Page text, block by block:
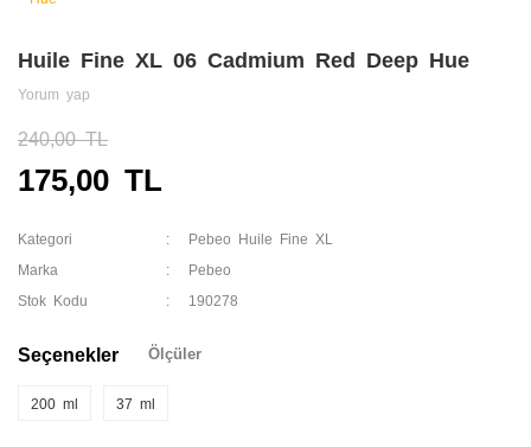
Huile Fine XL 06 Cadmium Red Deep Hue
Yorum yap
240,00 TL
175,00 TL
Kategori Pebeo Huile Fine XL
Marka Pebeo
Stok Kodu 190278
Seçenekler Ölçüler
200 ml 37 ml